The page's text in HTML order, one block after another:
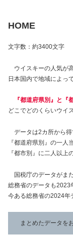
HOME
文字数：約3400文字
ウイスキーの人気が
日本国内で地域によっ
『都道府県別』と『
どこでどのくらいウイ
データは2カ所から得
『都道府県別』の一人
『都市別』に二人以上
国税庁のデータがま
総務省のデータも2023
今ある総務省の2024年
まとめたデータを